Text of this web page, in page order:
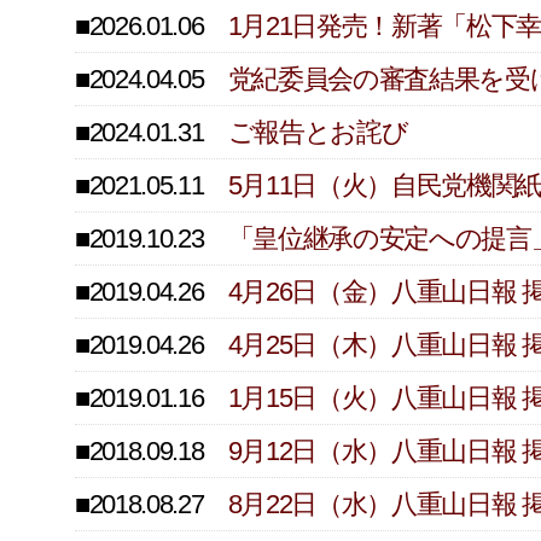
■2026.01.06 1月21日発売！新著「松下
■2024.04.05 党紀委員会の審査結果を受
■2024.01.31 ご報告とお詫び
■2021.05.11 5月11日（火）自民党機関
■2019.10.23
「皇位継承の安定への提
■2019.04.26 4月26日（金）八重山日報
■2019.04.26 4月25日（木）八重山日報
■2019.01.16 1月15日（火）八重山日報
■2018.09.18 9月12日（水）八重山日報
■2018.08.27 8月22日（水）八重山日報